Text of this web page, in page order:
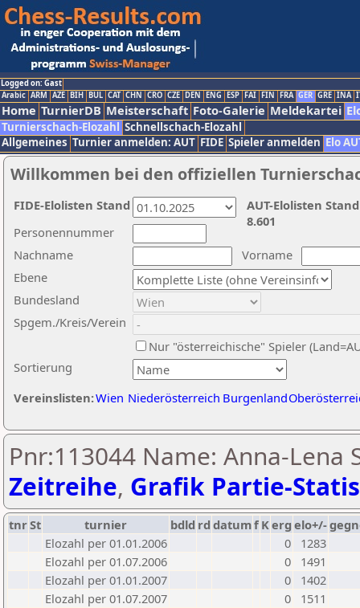
Logged on: Gast
Arabic ARM AZE BIH BUL CAT CHN CRO CZE DEN ENG ESP FAI FIN FRA GER GRE INA
Home TurnierDB Meisterschaft Foto-Galerie Meldekartei
Turnierschach-Elozahl Schnellschach-Elozahl
Allgemeines Turnier anmelden: AUT FIDE Spieler anmelden Elo
Willkommen bei den offiziellen
Nachname
Vorname
Ebene
Sortierung
Personennummer
Bundesland
Spgem./Kreis/Verein
Nur "österreichische" Spieler
Vereinslisten:Wien Niederösterreich Burgenland
AUT-Elolisten
8.601
FIDE-Elolisten Stand
Pnr:113044 Name: Anna-Lena
Zeitreihe, Grafik Partie-
tnrSt turnier bdld rd datumf Kerg elo+/-
Elozahl per 01.01.2006
0
1283
Elozahl per 01.07.2006
0
1491
Elozahl per 01.01.2007
0
1402
Elozahl per 01.07.2007
0
1511